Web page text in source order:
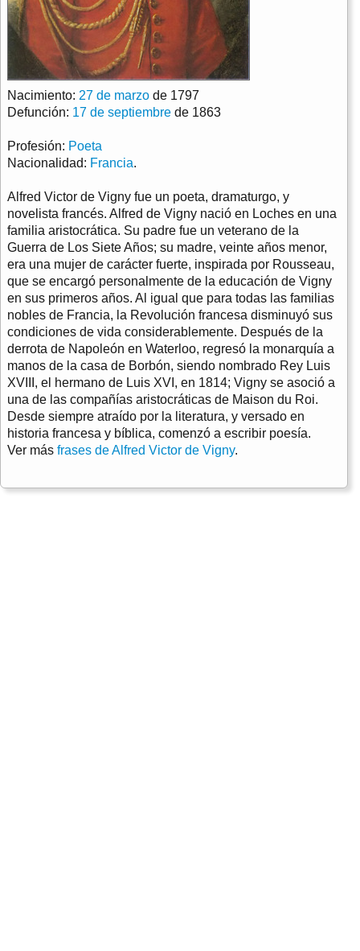
Nacimiento: 27 de marzo de 1797
Defunción: 17 de septiembre de 1863
Profesión: Poeta
Nacionalidad: Francia.
Alfred Victor de Vigny fue un poeta, dramaturgo, y
novelista francés. Alfred de Vigny nació en Loches en una
familia aristocrática. Su padre fue un veterano de la
Guerra de Los Siete Años; su madre, veinte años menor,
era una mujer de carácter fuerte, inspirada por Rousseau,
que se encargó personalmente de la educación de Vigny
en sus primeros años. Al igual que para todas las familias
nobles de Francia, la Revolución francesa disminuyó sus
condiciones de vida considerablemente. Después de la
derrota de Napoleón en Waterloo, regresó la monarquía a
manos de la casa de Borbón, siendo nombrado Rey Luis
XVIII, el hermano de Luis XVI, en 1814; Vigny se asoció a
una de las compañías aristocráticas de Maison du Roi.
Desde siempre atraído por la literatura, y versado en
historia francesa y bíblica, comenzó a escribir poesía.
Ver más frases de Alfred Victor de Vigny.